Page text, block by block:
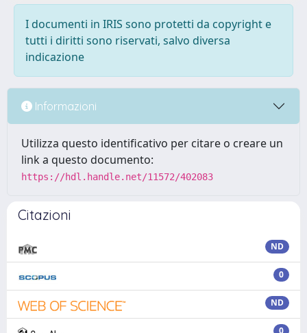
I documenti in IRIS sono protetti da copyright e
tutti i diritti sono riservati, salvo diversa
indicazione
Informazioni
Utilizza questo identificativo per citare o creare un
link a questo documento:
https://hdl.handle.net/11572/402083
Citazioni
ND
0
ND